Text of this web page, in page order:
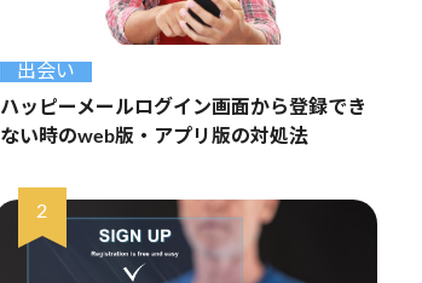
出会い
ハッピーメールログイン画面から登録でき
ない時のweb版・アプリ版の対処法